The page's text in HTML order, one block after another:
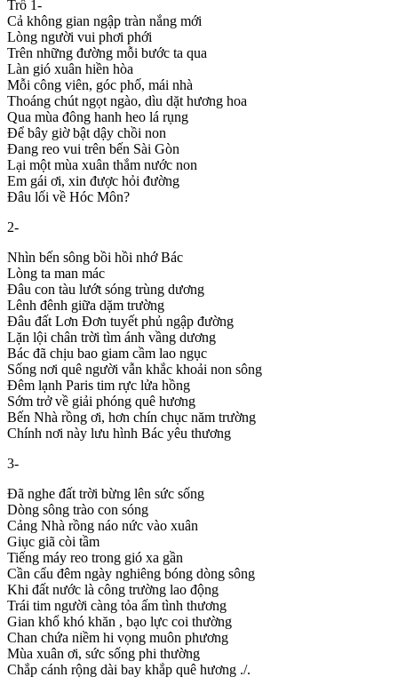
Trổ 1-
Cả không gian ngập tràn nắng mới
Lòng người vui phơi phới
Trên những đường mỗi bước ta qua
Làn gió xuân hiền hòa
Mỗi công viên, góc phố, mái nhà
Thoáng chút ngọt ngào, dìu dặt hương hoa
Qua mùa đông hanh heo lá rụng
Để bây giờ bật dậy chồi non
Đang reo vui trên bến Sài Gòn
Lại một mùa xuân thắm nước non
Em gái ơi, xin được hỏi đường
Đâu lối về Hóc Môn?
2-
Nhìn bến sông bồi hồi nhớ Bác
Lòng ta man mác
Đâu con tàu lướt sóng trùng dương
Lênh đênh giữa dặm trường
Đâu đất Lơn Đơn tuyết phủ ngập đường
Lặn lội chân trời tìm ánh vầng dương
Bác đã chịu bao giam cầm lao ngục
Sống nơi quê người vẫn khắc khoải non sông
Đêm lạnh Paris tim rực lửa hồng
Sớm trở về giải phóng quê hương
Bến Nhà rồng ơi, hơn chín chục năm trường
Chính nơi này lưu hình Bác yêu thương
3-
Đã nghe đất trời bừng lên sức sống
Dòng sông trào con sóng
Cảng Nhà rồng náo nức vào xuân
Giục giã còi tầm
Tiếng máy reo trong gió xa gần
Cần cẩu đêm ngày nghiêng bóng dòng sông
Khi đất nước là công trường lao động
Trái tim người càng tỏa ấm tình thương
Gian khổ khó khăn , bạo lực coi thường
Chan chứa niềm hi vọng muôn phương
Mùa xuân ơi, sức sống phi thường
Chắp cánh rộng dài bay khắp quê hương ./.